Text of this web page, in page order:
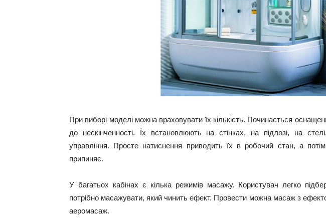
При виборі моделі можна враховувати їх кількість. Починається
до нескінченності. Їх встановлюють на стінках, на підлозі, на
управління. Просте натиснення приводить їх в робочий стан, а
припиняє.
У багатьох кабінах є кілька режимів масажу. Користувач легко
потрібно масажувати, який чинить ефект. Провести можна масаж з
аеромасаж.